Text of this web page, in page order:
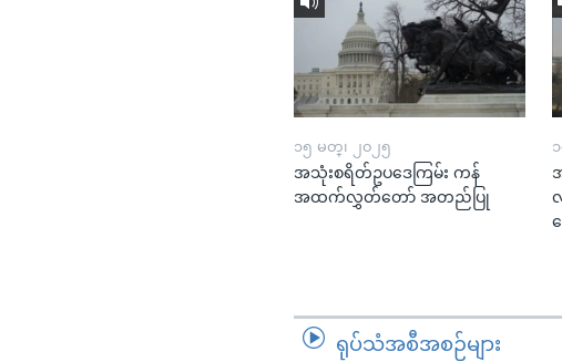
၁၅ မတ္၊ ၂၀၂၅
အသုံးစရိတ်ဥပဒေကြမ်း ကန်
အထက်လွှတ်တော် အတည်ပြု
ရုပ်သံအစီအစဉ်များ